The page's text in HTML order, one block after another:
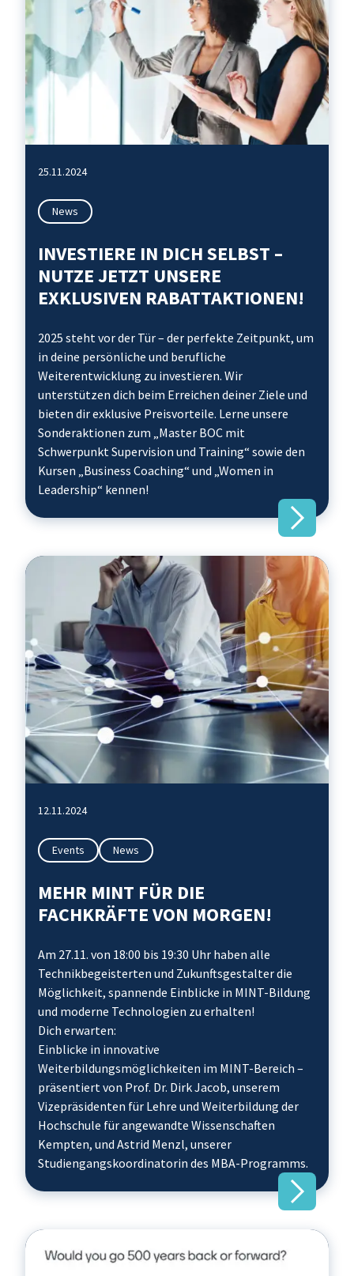
25.11.2024
News
INVESTIERE IN DICH SELBST –
NUTZE JETZT UNSERE
EXKLUSIVEN RABATTAKTIONEN!
2025 steht vor der Tür – der perfekte Zeitpunkt, um
in deine persönliche und berufliche
Weiterentwicklung zu investieren. Wir
unterstützen dich beim Erreichen deiner Ziele und
bieten dir exklusive Preisvorteile. Lerne unsere
Sonderaktionen zum „Master BOC mit
Schwerpunkt Supervision und Training“ sowie den
Kursen „Business Coaching“ und „Women in
Leadership“ kennen!
12.11.2024
Events News
MEHR MINT FÜR DIE
FACHKRÄFTE VON MORGEN!
Am 27.11. von 18:00 bis 19:30 Uhr haben alle
Technikbegeisterten und Zukunftsgestalter die
Möglichkeit, spannende Einblicke in MINT-Bildung
und moderne Technologien zu erhalten!
Dich erwarten:
Einblicke in innovative
Weiterbildungsmöglichkeiten im MINT-Bereich –
präsentiert von Prof. Dr. Dirk Jacob, unserem
Vizepräsidenten für Lehre und Weiterbildung der
Hochschule für angewandte Wissenschaften
Kempten, und Astrid Menzl, unserer
Studiengangskoordinatorin des MBA-Programms.